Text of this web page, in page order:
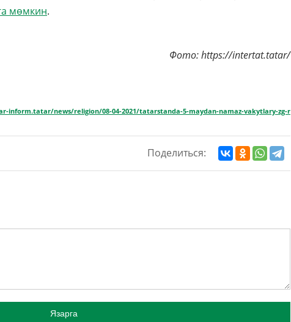
мөмкин.
Фото: https://intertat.tatar/
inform.tatar/news/religion/08-04-2021/tatarstanda-5-maydan-namaz-vakytlary-zg-r
Поделиться:
Язарга